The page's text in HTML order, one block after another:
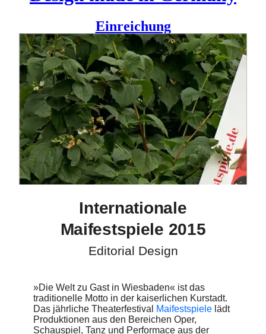
Einreichung
»Die Welt zu Gast in Wiesbaden« ist das traditionelle Motto
in der kaiserlichen Kurstadt. Das jährliche Theaterfestival
Maifestspielelädt Produktionen aus den Bereichen Oper,
Schauspiel, Tanz und Performace aus der ganzen Welt ein zu
einem ganz besonderen Festival-Monat nach Wiesbaden.
Die Vögel sind Boten für Frühling, Performance und das
Zusammenkommen aus aller Welt.
Kunde
Hessisches Staatstheater Wiesbaden
Design
Formdusche
Internationale
Maifestspiele 2015
Editorial Design
»Die Welt zu Gast in Wiesbaden« ist das
traditionelle Motto in der kaiserlichen Kurstadt.
Das jährliche Theaterfestival
Maifestspiele lädt
Produktionen aus den Bereichen Oper,
Schauspiel, Tanz und Performace aus der